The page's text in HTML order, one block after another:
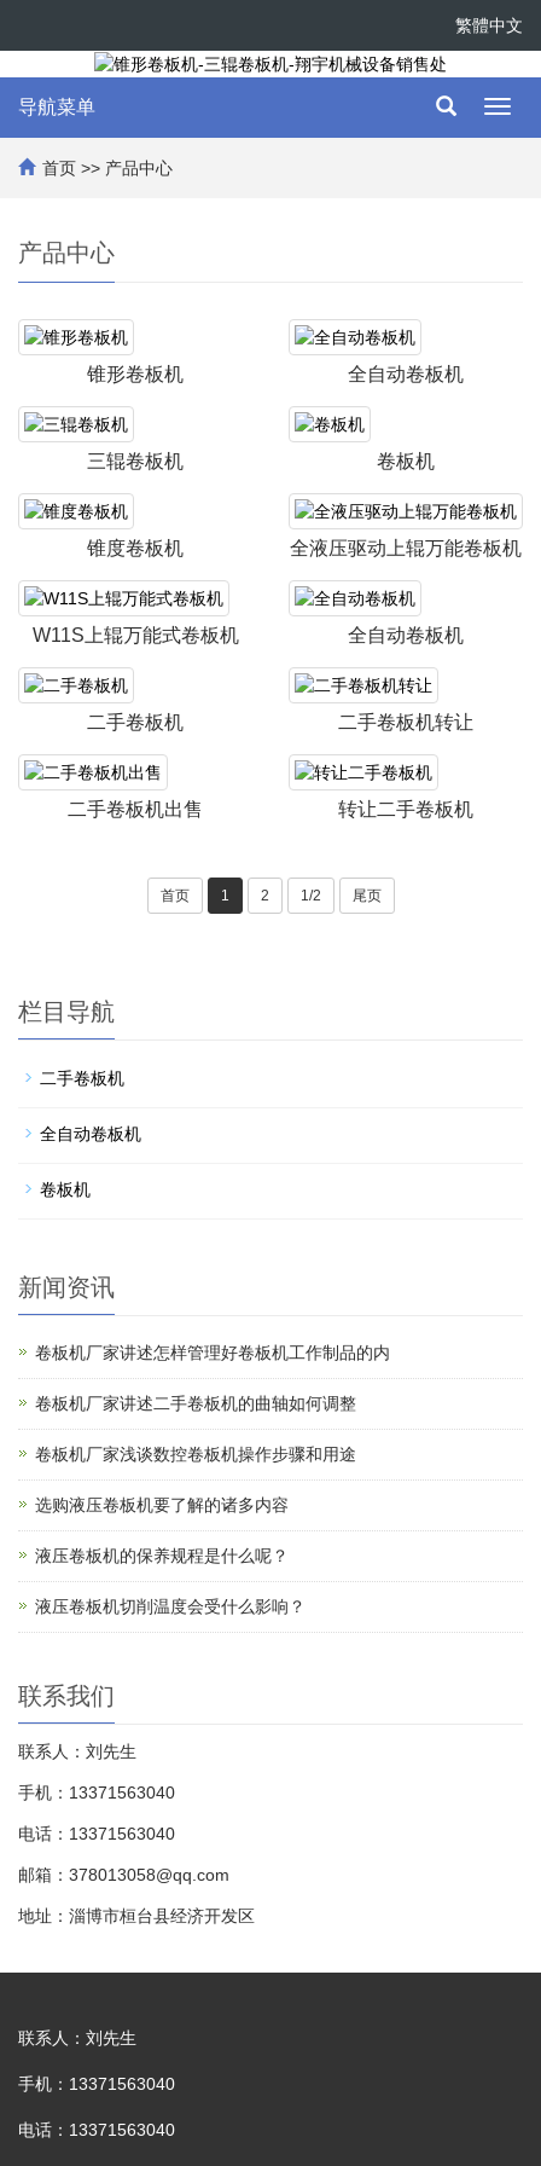
繁體中文
导航菜单
首页 >> 产品中心
产品中心
锥形卷板机 全自动卷板机
三辊卷板机 卷板机
锥度卷板机 全液压驱动上辊万能卷板机
W11S上辊万能式卷板机 全自动卷板机
二手卷板机 二手卷板机转让
二手卷板机出售 转让二手卷板机
首页 1 2 1/2 尾页
栏目导航
二手卷板机
全自动卷板机
卷板机
新闻资讯
卷板机厂家讲述怎样管理好卷板机工作制品的内
卷板机厂家讲述二手卷板机的曲轴如何调整
卷板机厂家浅谈数控卷板机操作步骤和用途
选购液压卷板机要了解的诸多内容
液压卷板机的保养规程是什么呢？
液压卷板机切削温度会受什么影响？
联系我们
联系人：刘先生
手机：13371563040
电话：13371563040
邮箱：378013058@qq.com
地址：淄博市桓台县经济开发区
联系人：刘先生
手机：13371563040
电话：13371563040